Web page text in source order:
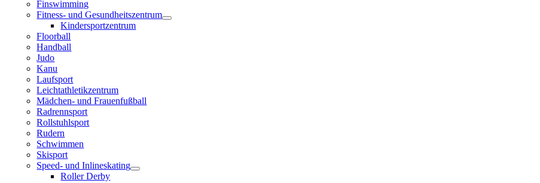
Finswimming
Fitness- und Gesundheitszentrum
Kindersportzentrum
Floorball
Handball
Judo
Kanu
Laufsport
Leichtathletikzentrum
Mädchen- und Frauenfußball
Radrennsport
Rollstuhlsport
Rudern
Schwimmen
Skisport
Speed- und Inlineskating
Roller Derby